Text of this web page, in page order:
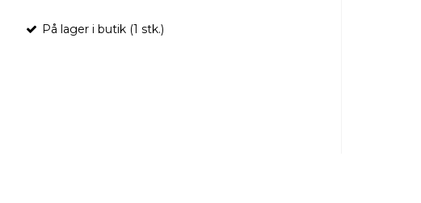
På lager i butik (1 stk.)